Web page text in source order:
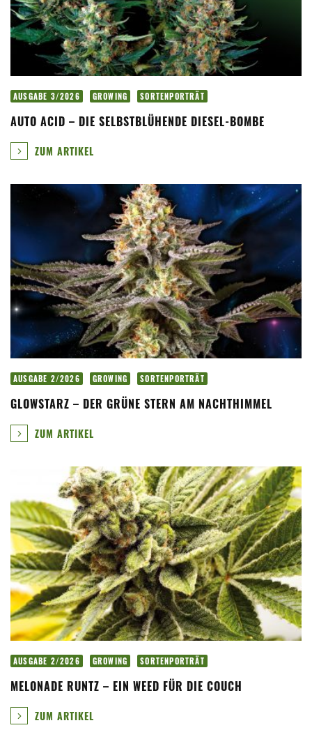
AUSGABE 3/2026 GROWING SORTENPORTRÄT
AUTO ACID – DIE SELBSTBLÜHENDE DIESEL-BOMBE
ZUM ARTIKEL
AUSGABE 2/2026 GROWING SORTENPORTRÄT
GLOWSTARZ – DER GRÜNE STERN AM NACHTHIMMEL
ZUM ARTIKEL
AUSGABE 2/2026 GROWING SORTENPORTRÄT
MELONADE RUNTZ – EIN WEED FÜR DIE COUCH
ZUM ARTIKEL